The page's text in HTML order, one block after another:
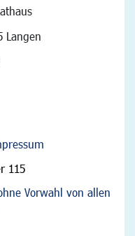
Langen
115
Vorwahl von allen